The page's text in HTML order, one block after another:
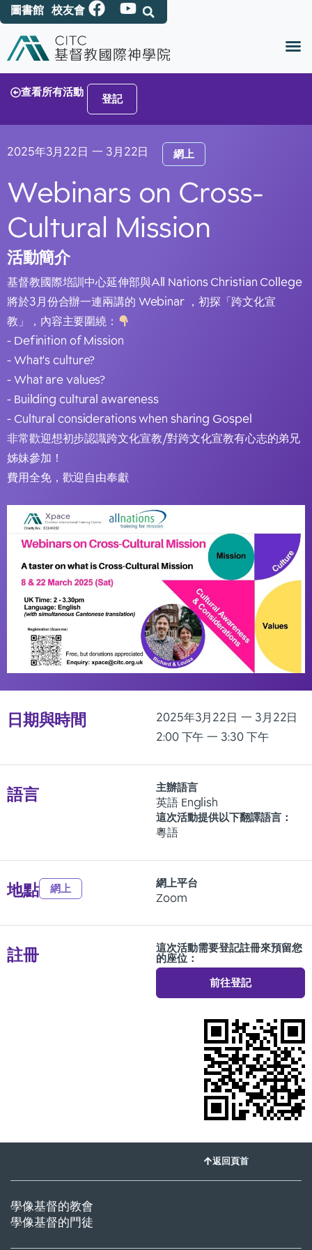
圖書館 校友會
查看所有活動 登記
2025年3月22日 一 3月22日 網上
Webinars on Cross-
Cultural Mission
活動簡介
基督教國際培訓中心延伸部與All Nations Christian College
將於3月份合辦一連兩講的 Webinar ，初探「跨文化宣
教」，內容主要圍繞：
- Definition of Mission
- What's culture?
- What are values?
- Building cultural awareness
- Cultural considerations when sharing Gospel
非常歡迎想初步認識跨文化宣教/對跨文化宣教有心志的弟兄
姊妹參加！
費用全免，歡迎自由奉獻
日期與時間 2025年3月22日 一 3月22日
2:00 下午 一 3:30 下午
語言 主辦語言
英語 English
這次活動提供以下翻譯語言：
粵語
地點 網上 網上平台
Zoom
註冊 這次活動需要登記註冊來預留您
的座位：
前往登記
返回頁首
學像基督的教會
學像基督的門徒